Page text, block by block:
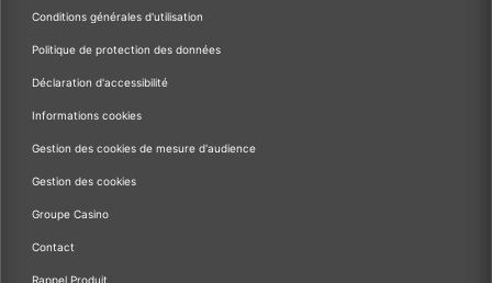
Conditions générales d'utilisation
Politique de protection des données
Déclaration d'accessibilité
Informations cookies
Gestion des cookies de mesure d'audience
Gestion des cookies
Groupe Casino
Contact
Rappel Produit